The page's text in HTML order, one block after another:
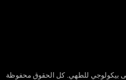
بيكولوجي للطهي. كل الحقوق محفوظة